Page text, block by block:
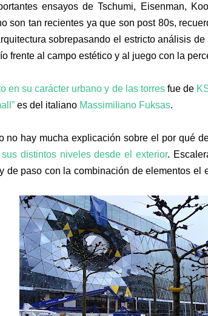
ensayos de Tschumi, Eisenman,
son tan recientes ya que son post 80s,
sobrepasando el estricto análisis
frente al campo estético y al juego con la
en su carácter urbano y de las torresfue de
es del italiano Massimiliano Fuksas.
no hay mucha explicación sobre el por qué
distintos niveles desde el exterior.
de paso con la combinación de elementos el